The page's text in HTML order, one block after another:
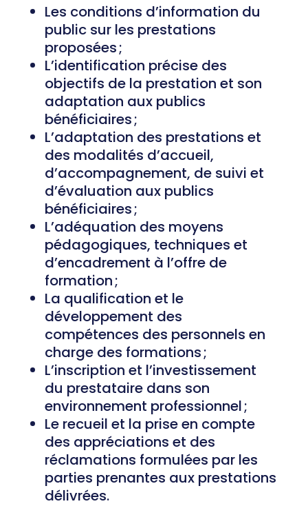
Les conditions d’information du
public sur les prestations
proposées ;
L’identification précise des
objectifs de la prestation et son
adaptation aux publics
bénéficiaires ;
L’adaptation des prestations et
des modalités d’accueil,
d’accompagnement, de suivi et
d’évaluation aux publics
bénéficiaires ;
L’adéquation des moyens
pédagogiques, techniques et
d’encadrement à l’offre de
formation ;
La qualification et le
développement des
compétences des personnels en
charge des formations ;
L’inscription et l’investissement
du prestataire dans son
environnement professionnel ;
Le recueil et la prise en compte
des appréciations et des
réclamations formulées par les
parties prenantes aux prestations
délivrées.